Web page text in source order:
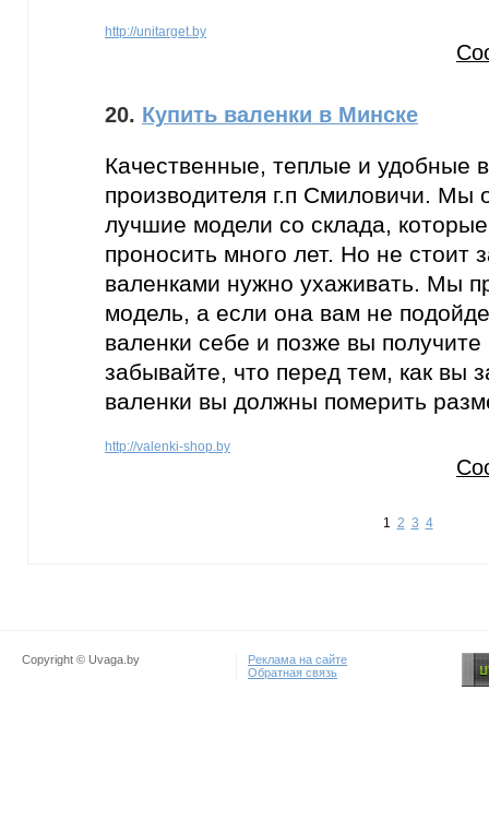
http://unitarget.by
20. Купить валенки в Минске
Качественные, теплые и удобные
производителя г.п Смиловичи. Мы
лучшие модели со склада,
проносить много лет. Но не стоит
валенками нужно ухаживать. Мы
модель, а если она вам не
валенки себе и позже вы
забывайте, что перед тем, как вы
валенки вы должны померить
http://valenki-shop.by
1 2 3 4
Copyright © Uvaga.by
Реклама на сайте
Обратная связь